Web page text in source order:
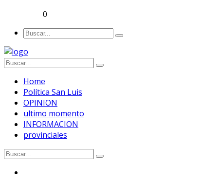
0
Home
Política San Luis
OPINION
ultimo momento
INFORMACION
provinciales